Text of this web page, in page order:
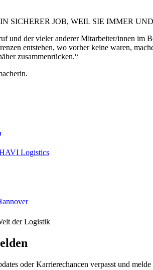
SICHERER JOB, WEIL SIE IMMER
und der vieler anderer Mitarbeiter/innen
entstehen, wo vorher keine waren,
zusammenrücken.“
Logistics
der Logistik
oder Karrierechancen verpasst und